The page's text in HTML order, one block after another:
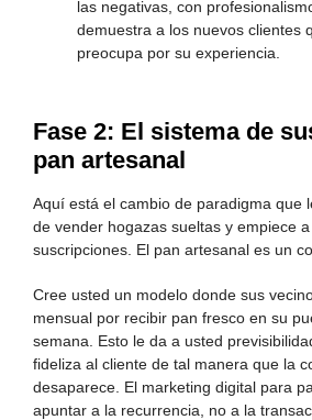
las negativas, con
demuestra a los nuevos clientes
preocupa por su experiencia.
Fase 2: El sistema de
pan artesanal
Aquí está el cambio de paradigma que
de vender hogazas sueltas y empiece
suscripciones. El pan artesanal es un
Cree usted un modelo donde sus
mensual por recibir pan fresco en su
semana. Esto le da a usted
fideliza al cliente de tal manera que la
desaparece. El marketing digital para
apuntar a la recurrencia, no a la